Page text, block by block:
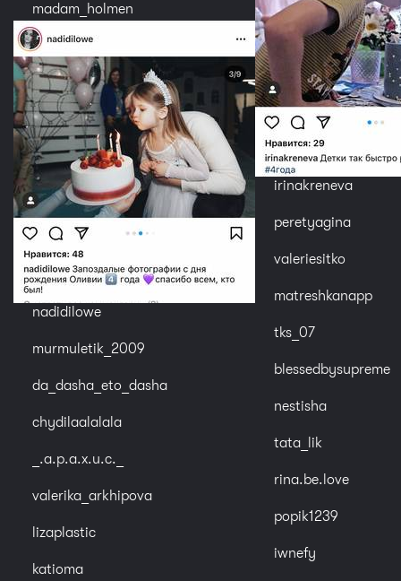
madam_holmen
nadidilowe
murmuletik_2009
da_dasha_eto_dasha
chydilaalalala
_.a.p.a.x.u.c._
valerika_arkhipova
lizaplastic
katioma
irinakreneva
peretyagina
valeriesitko
matreshkanapp
tks_07
blessedbysupreme
nestisha
tata_lik
rina.be.love
popik1239
iwnefy